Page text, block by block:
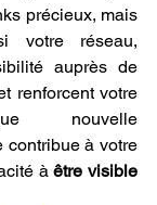
précieux, mais
votre réseau,
auprès de
renforcent votre
nouvelle
contribue à votre
à être visible